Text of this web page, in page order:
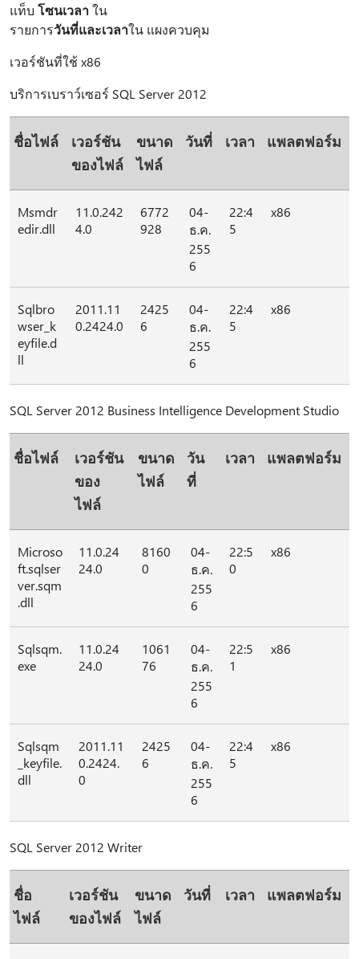
แท็บ โซนเวลาใน
รายการวันที่และเวลาใน แผงควบคุม
เวอร์ชันที่ใช้ x86
บริการเบราว์เซอร์ SQL Server 2012
ชื่อไฟล์
เวอร์ชัน
ของไฟล์
ขนาด
ไฟล์
วันที่ เวลา แพลตฟอร์ม
Msmdr
edir.dll
11.0.242
4.0
6772
928
04-
ธ.ค.
255
6
22:4
5
x86
Sqlbro
wser_k
eyfile.d
ll
2011.11
0.2424.0
2425
6
04-
ธ.ค.
255
6
22:4
5
x86
SQL Server 2012 Business Intelligence Development Studio
ชื่อไฟล์
เวอร์ชัน
ของ
ไฟล์
ขนาด
ไฟล์
วัน
ที่
เวลา แพลตฟอร์ม
Microso
ft.sqlser
ver.sqm
.dll
11.0.24
24.0
8160
0
04-
ธ.ค.
255
6
22:5
0
x86
Sqlsqm.
exe
11.0.24
24.0
1061
76
04-
ธ.ค.
255
6
22:5
1
x86
Sqlsqm
_keyfile.
dll
2011.11
0.2424.
0
2425
6
04-
ธ.ค.
255
6
22:4
5
x86
SQL Server 2012 Writer
ชื่อ
ไฟล์
เวอร์ชัน
ของไฟล์
ขนาด
ไฟล์
วันที่ เวลา แพลตฟอร์ม